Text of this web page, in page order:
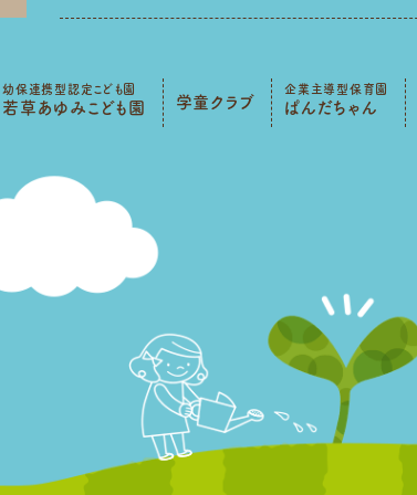
幼保連携型認定こども園
若草あゆみこども園 学童クラブ
企業主導型保育園
ぱんだちゃん